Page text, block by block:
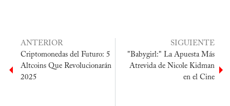
ANTERIOR
Criptomonedas del Futuro: 5
Altcoins Que Revolucionarán
2025
SIGUIENTE
"Babygirl:" La Apuesta Más
Atrevida de Nicole Kidman
en el Cine